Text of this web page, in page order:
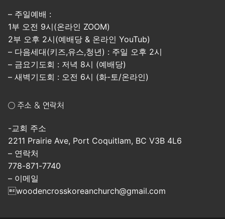
– 주일예배 :
1부 오전 9시(온라인 ZOOM)
2부 오후 2시(예배당 & 온라인 YouTub)
– 다음세대(키즈,유스,청년) : 주일 오후 2시
– 금요기도회 : 저녁 8시 (예배당)
– 새벽기도회 : 오전 6시 (화-토/온라인)
○ 주소 & 연락처
-교회 주소
2211 Prairie Ave, Port Coquitlam, BC V3B 4L6
– 연락처
778-871-7740
– 이메일
woodencrosskoreanchurch@gmail.com